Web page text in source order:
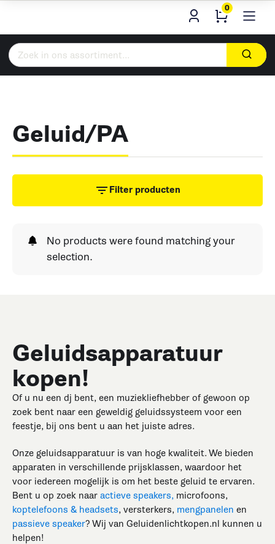
0
Zoeken
naar:
Geluid/PA
Filter producten
No products were found matching your
selection.
Geluidsapparatuur
kopen!
Of u nu een dj bent, een muziekliefhebber of gewoon op
zoek bent naar een geweldig geluidssysteem voor een
feestje, bij ons bent u aan het juiste adres.
Onze geluidsapparatuur is van hoge kwaliteit. We bieden
apparaten in verschillende prijsklassen, waardoor het
voor iedereen mogelijk is om het beste geluid te ervaren.
Bent u op zoek naar actieve speakers, microfoons,
koptelefoons & headsets, versterkers, mengpanelen en
passieve speaker? Wij van Geluidenlichtkopen.nl kunnen u
helpen!